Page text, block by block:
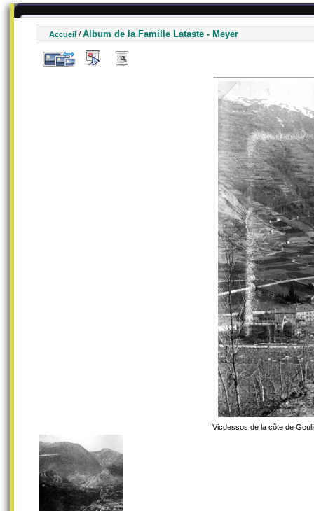
Accueil / Album de la Famille Lataste - Meyer
Vicdessos de la côte de